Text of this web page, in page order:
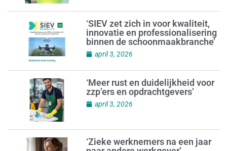
‘SIEV zet zich in voor kwaliteit,
innovatie en professionalisering
binnen de schoonmaakbranche’
april 3, 2026
‘Meer rust en duidelijkheid voor
zzp’ers en opdrachtgevers’
april 3, 2026
‘Zieke werknemers na een jaar